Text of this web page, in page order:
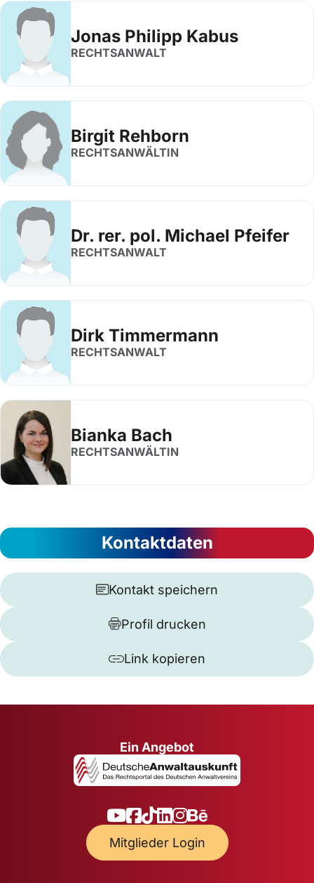
Jonas Philipp Kabus
RECHTSANWALT
Birgit Rehborn
RECHTSANWÄLTIN
Dr. rer. pol. Michael Pfeifer
RECHTSANWALT
Dirk Timmermann
RECHTSANWALT
Bianka Bach
RECHTSANWÄLTIN
Kontaktdaten
Kontakt speichern
Profil drucken
Link kopieren
Ein Angebot
Mitglieder Login